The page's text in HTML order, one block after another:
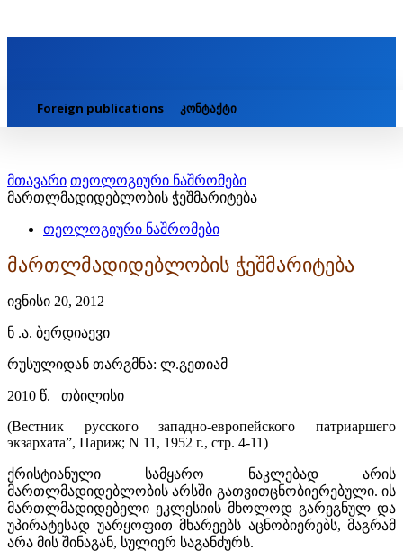
Foreign publications კონტაქტი
მთავარი თეოლოგიური ნაშრომები
მართლმადიდებლობის ჭეშმარიტება
თეოლოგიური ნაშრომები
მართლმადიდებლობის ჭეშმარიტება
ივნისი 20, 2012
ნ .ა. ბერდიაევი
რუსულიდან თარგმნა: ლ.გეთიამ
2010 წ. თბილისი
(Вестник русского западно-европейского патриаршего
экзархата”, Париж; N 11, 1952 г., стр. 4-11)
ქრისტიანული სამყარო ნაკლებად არის
მართლმადიდებლობის არსში გათვითცნობიერებული. ის
მართლმადიდებელი ეკლესიის მხოლოდ გარეგნულ და
უპირატესად უარყოფით მხარეებს აცნობიერებს, მაგრამ
არა მის შინაგან, სულიერ საგანძურს.